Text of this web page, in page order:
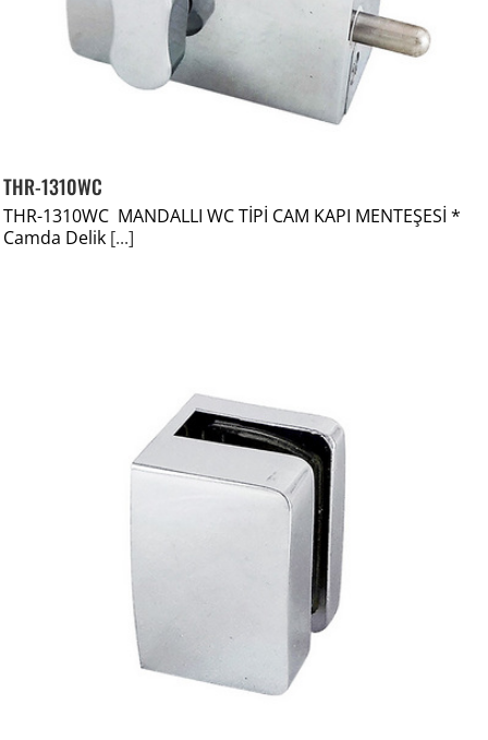
THR-1310WC
THR-1310WC MANDALLI WC TİPİ CAM KAPI MENTEŞESİ *
Camda Delik [...]